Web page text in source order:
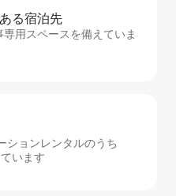
る宿⁠泊⁠先
用スペースを備えていま
ションレンタルのうち
います